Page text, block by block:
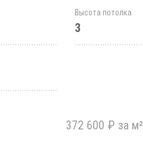
Высота потолка
3
372 600 ₽ за м²